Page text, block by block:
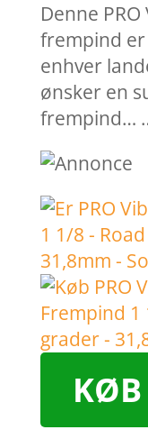
Denne
frempind
enhver
ønsker en
frempind…
KØB